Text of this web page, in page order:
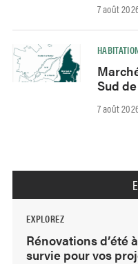
7 août
Sud
7 août
EXPLOREZ
Rénovations d’été
survie pour vos